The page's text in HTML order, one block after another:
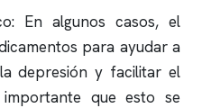
En algunos casos, el
para ayudar a
depresión y facilitar el
que esto se